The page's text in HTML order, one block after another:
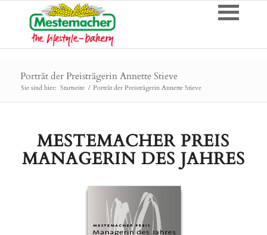
Porträt der Preisträgerin Annette Stieve
Sie sind hier: Startseite / Porträt der Preisträgerin Annette Stieve
MESTEMACHER PREIS
MANAGERIN DES JAHRES